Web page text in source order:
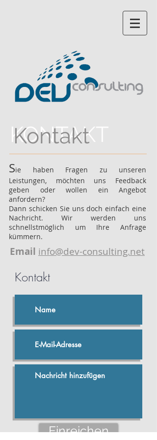
KONTAKT
Kontakt
Sie haben Fragen zu unseren
Leistungen, möchten uns Feedback
geben oder wollen ein Angebot
anfordern?
Dann schicken Sie uns doch einfach eine
Nachricht. Wir werden uns
schnellstmöglich um Ihre Anfrage
kümmern.
Email info@dev-consulting.net
Kontakt
Einreichen